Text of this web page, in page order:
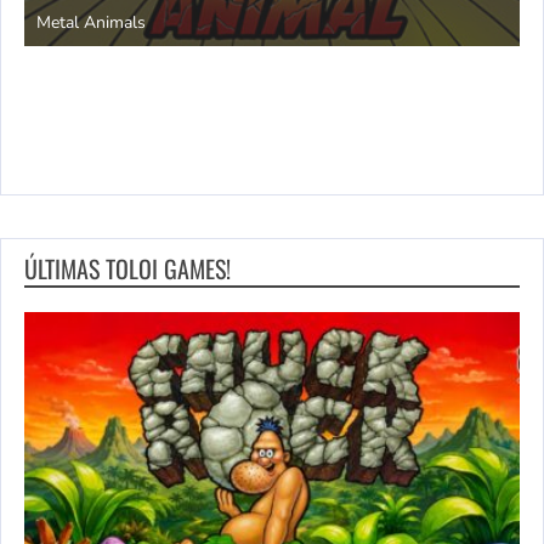
Metal Animals
ÚLTIMAS TOLOI GAMES!